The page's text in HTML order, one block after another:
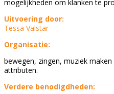
mogelijkheden om klanken te
Uitvoering door:
Tessa Valstar
Organisatie:
bewegen, zingen, muziek
attributen.
Verdere benodigdheden: